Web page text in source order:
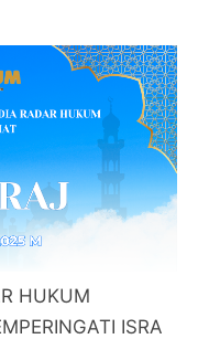
HUKUM
ISRA